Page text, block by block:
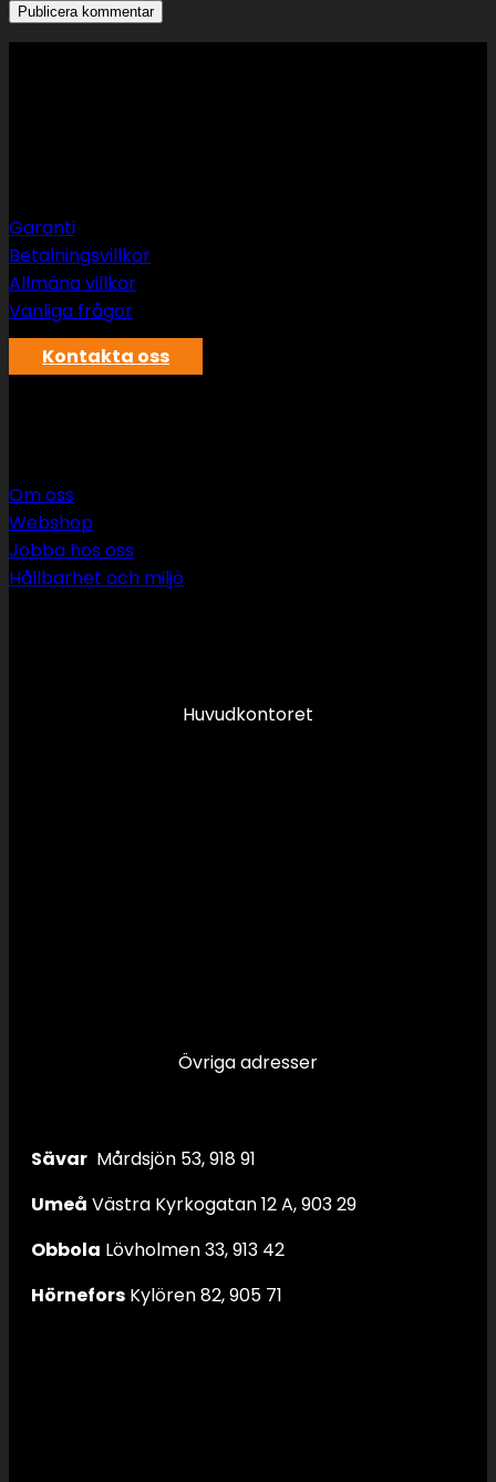
Garanti
Betalningsvillkor
Allmäna villkor
Vanliga frågor
Kontakta oss
Om oss
Webshop
Jobba hos oss
Hållbarhet och miljö
Huvudkontoret
Övriga adresser
Sävar Mårdsjön 53, 918 91
Umeå Västra Kyrkogatan 12 A, 903 29
Obbola Lövholmen 33, 913 42
Hörnefors Kylören 82, 905 71